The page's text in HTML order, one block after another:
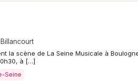
la scène de La Seine Musicale à
à […]
Seine